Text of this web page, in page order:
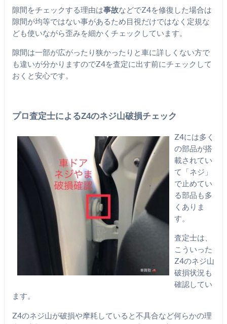
隙間をチェックする理由は事故などでZ4を修復した場合は
隙間が均等ではない事があるため目視だけではなく定規な
ども使いながら歪みを細かくチェックしています。
隙間は一部が広がったり狭かったりと車に詳しくない方で
も違いが分かりますのでZ4を査定に出す前にチェックして
おくと安心です。
プロ査定士によるZ4のネジ山破損チェック
Z4には多く
の部品が搭
載されてい
て「ネジ」
で止めてい
る部品も多
くありま
す。
査定士は、
こういった
Z4のネジ山
破損状況も
確認してい
ます。
Z4のネジ山が破損や摩耗していると不具合など何らかの理